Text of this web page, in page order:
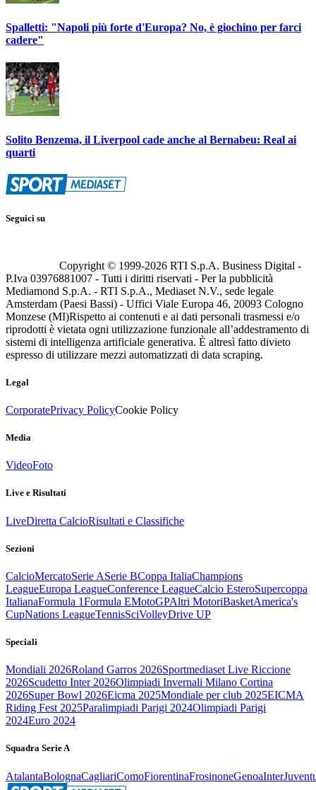
Spalletti: "Napoli più forte d'Europa? No, è giochino per farci
cadere"
Solito Benzema, il Liverpool cade anche al Bernabeu: Real ai
quarti
Seguici su
Copyright © 1999-2026 RTI S.p.A. Business Digital -
P.Iva 03976881007 - Tutti i diritti riservati - Per la pubblicità
Mediamond S.p.A. - RTI S.p.A., Mediaset N.V., sede legale
Amsterdam (Paesi Bassi) - Uffici Viale Europa 46, 20093 Cologno
Monzese (MI)Rispetto ai contenuti e ai dati personali trasmessi e/o
riprodotti è vietata ogni utilizzazione funzionale all’addestramento di
sistemi di intelligenza artificiale generativa. È altresì fatto divieto
espresso di utilizzare mezzi automatizzati di data scraping.
Legal
CorporatePrivacy PolicyCookie Policy
Media
VideoFoto
Live e Risultati
LiveDiretta CalcioRisultati e Classifiche
Sezioni
CalcioMercatoSerie ASerie BCoppa ItaliaChampions
LeagueEuropa LeagueConference LeagueCalcio EsteroSupercoppa
ItalianaFormula 1Formula EMotoGPAltri MotoriBasketAmerica's
CupNations LeagueTennisSciVolleyDrive UP
Speciali
Mondiali 2026Roland Garros 2026Sportmediaset Live Riccione
2026Scudetto Inter 2026Olimpiadi Invernali Milano Cortina
2026Super Bowl 2026Eicma 2025Mondiale per club 2025EICMA
Riding Fest 2025Paralimpiadi Parigi 2024Olimpiadi Parigi
2024Euro 2024
Squadra Serie A
AtalantaBolognaCagliariComoFiorentinaFrosinoneGenoaInter